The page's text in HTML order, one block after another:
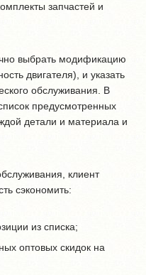
запчастей и
выбрать модификацию
двигателя), и указать
обслуживания. В
предусмотренных
детали и материала и
клиент
сэкономить:
из списка;
оптовых скидок на